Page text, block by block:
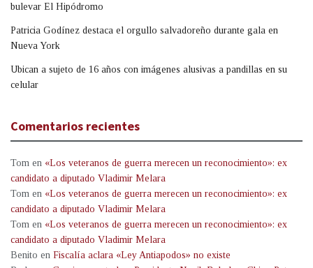
bulevar El Hipódromo
Patricia Godínez destaca el orgullo salvadoreño durante gala en
Nueva York
Ubican a sujeto de 16 años con imágenes alusivas a pandillas en su
celular
Comentarios recientes
Tom en «Los veteranos de guerra merecen un reconocimiento»: ex
candidato a diputado Vladimir Melara
Tom en «Los veteranos de guerra merecen un reconocimiento»: ex
candidato a diputado Vladimir Melara
Tom en «Los veteranos de guerra merecen un reconocimiento»: ex
candidato a diputado Vladimir Melara
Benito en Fiscalía aclara «Ley Antiapodos» no existe